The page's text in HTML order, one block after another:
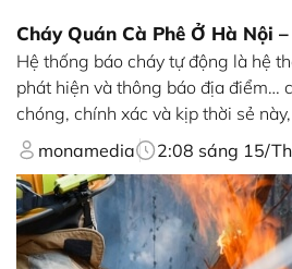
Cháy Quán Cà Phê Ở Hà Nội
Hệ thống báo cháy tự động là hệ
phát hiện và thông báo địa điểm…
chóng, chính xác và kịp thời sẻ
monamedia
2:08 sáng 15/